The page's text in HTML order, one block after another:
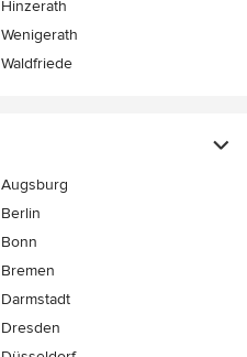
Hinzerath
Wenigerath
Waldfriede
Augsburg
Berlin
Bonn
Bremen
Darmstadt
Dresden